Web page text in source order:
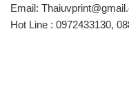
Email:
Hot Line : 0972433130,